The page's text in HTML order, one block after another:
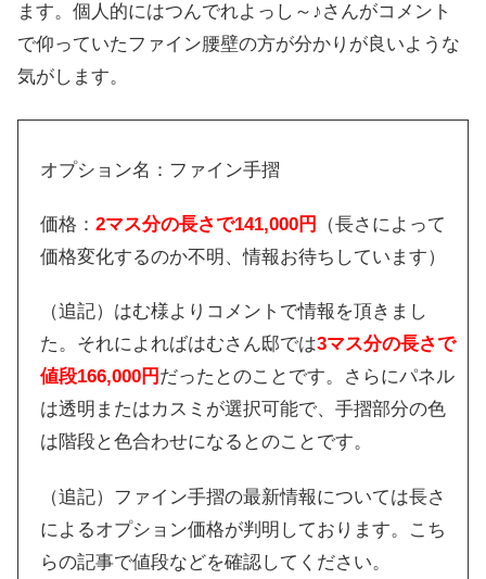
ます。個人的にはつんでれよっし～♪さんがコメント
で仰っていたファイン腰壁の方が分かりが良いような
気がします。
オプション名：ファイン手摺
価格： 2マス分の長さで141,000円
（長さによって
価格変化するのか不明、情報お待ちしています）
（追記）はむ様よりコメントで情報を頂きまし
た。それによればはむさん邸では3マス分の長さで
値段166,000円 だったとのことです。さらにパネル
は透明またはカスミが選択可能で、手摺部分の色
は階段と色合わせになるとのことです。
（追記）ファイン手摺の最新情報については長さ
によるオプション価格が判明しております。こち
らの記事で値段などを確認してください。